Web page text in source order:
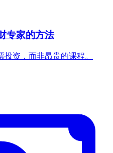
专家的方法
资，而非昂贵的课程。